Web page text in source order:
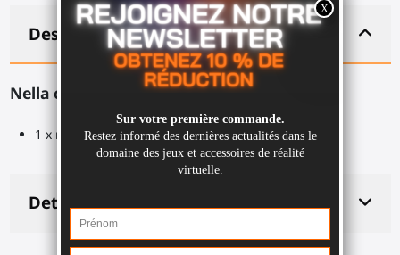
Descrizione
Nella confezione:
1 x rotaia Picatinny della lunghezza selezionata
Dettagli del prodotto